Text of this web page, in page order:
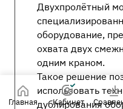
Двухпролётный
оборудование,
охвата двух
одним краном.
Такое решение
использовать
дублирования
Главная Кабинет